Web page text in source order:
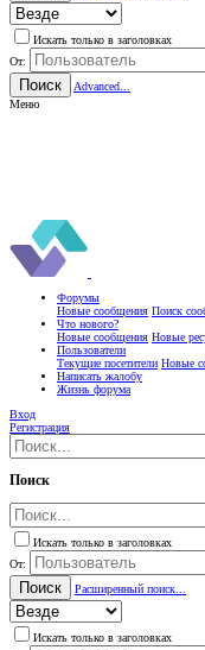
Искать только в заголовках
От:
Поиск
Advanced...
Меню
Форумы
Новые сообщения Поиск
Что нового?
Новые сообщения Новые
Пользователи
Текущие посетители Новые
Написать жалобу
Жизнь форума
Вход
Регистрация
Поиск
Искать только в заголовках
От:
Поиск Расширенный поиск...
Искать только в заголовках